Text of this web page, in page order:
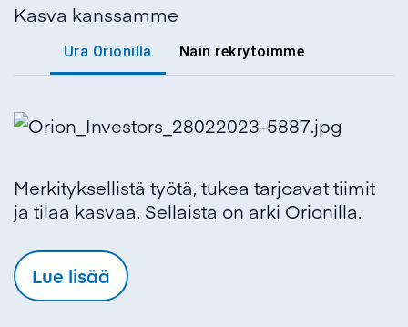
Kasva kanssamme
Ura Orionilla Näin rekrytoimme
Merkityksellistä työtä, tukea tarjoavat tiimit
ja tilaa kasvaa. Sellaista on arki Orionilla.
Lue lisää